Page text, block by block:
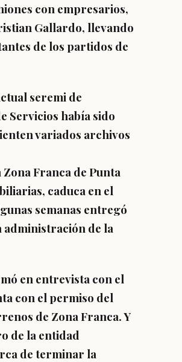
con empresarios,
Gallardo, llevando
de los partidos de
seremi de
Servicios había sido
variados archivos
Franca de Punta
caduca en el
semanas entregó
administración de la
en entrevista con el
con el permiso del
de Zona Franca. Y
de la entidad
de terminar la